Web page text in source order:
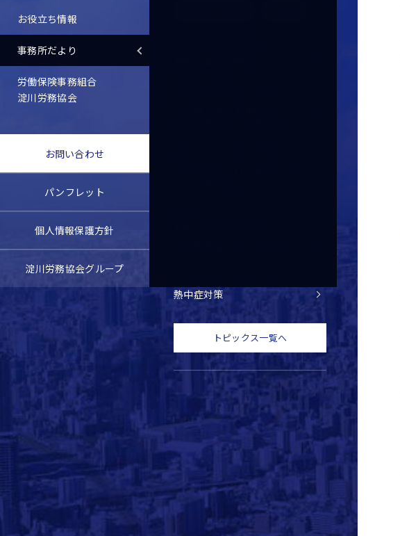
お役立ち情報
事務所だより
労働保険事務組合
淀川労務協会
お問い合わせ
パンフレット
個人情報保護方針
淀川労務協会グループ
熱中症対策
トピックス一覧へ